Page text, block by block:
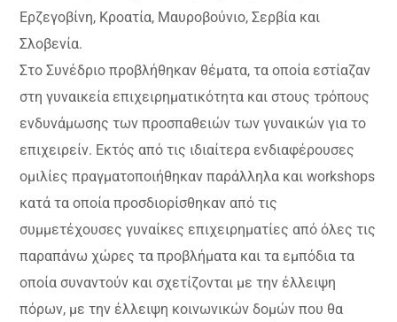
Ερζεγοβίνη, Κροατία, Μαυροβούνιο, Σερβία και
Σλοβενία.
Στο Συνέδριο προβλήθηκαν θέματα, τα οποία εστίαζαν
στη γυναικεία επιχειρηματικότητα και στους τρόπους
ενδυνάμωσης των προσπαθειών των γυναικών για το
επιχειρείν. Εκτός από τις ιδιαίτερα ενδιαφέρουσες
ομιλίες πραγματοποιήθηκαν παράλληλα και workshops
κατά τα οποία προσδιορίσθηκαν από τις
συμμετέχουσες γυναίκες επιχειρηματίες από όλες τις
παραπάνω χώρες τα προβλήματα και τα εμπόδια τα
οποία συναντούν και σχετίζονται με την έλλειψη
πόρων, με την έλλειψη κοινωνικών δομών που θα